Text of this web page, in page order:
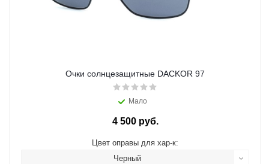
Очки солнцезащитные DACKOR 97
Мало
4 500 руб.
Цвет оправы для хар-к:
Черный